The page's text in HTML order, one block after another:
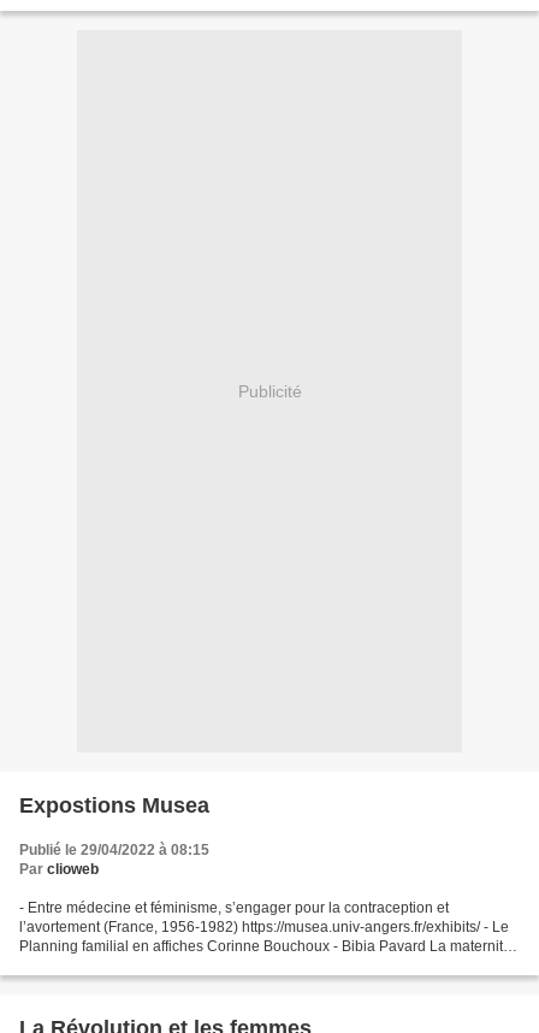
Publicité
Expostions Musea
Publié le 29/04/2022 à 08:15
Par clioweb
- Entre médecine et féminisme, s’engager pour la contraception et
l’avortement (France, 1956-1982) https://musea.univ-angers.fr/exhibits/ - Le
Planning familial en affiches Corinne Bouchoux - Bibia Pavard La maternité